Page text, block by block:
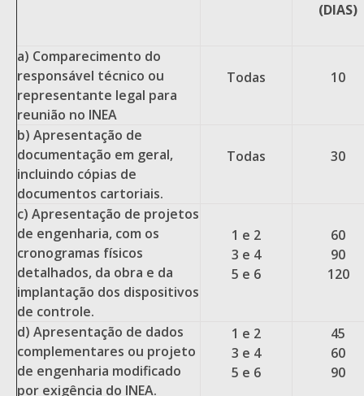
(DIAS)
a) Comparecimento do
responsável técnico ou
representante legal para
reunião no INEA
Todas 10
b) Apresentação de
documentação em geral,
incluindo cópias de
documentos cartoriais.
Todas 30
c) Apresentação de projetos
de engenharia, com os
cronogramas físicos
detalhados, da obra e da
implantação dos dispositivos
de controle.
1 e 2
3 e 4
5 e 6
60
90
120
d) Apresentação de dados
complementares ou projeto
de engenharia modificado
por exigência do INEA.
1 e 2
3 e 4
5 e 6
45
60
90